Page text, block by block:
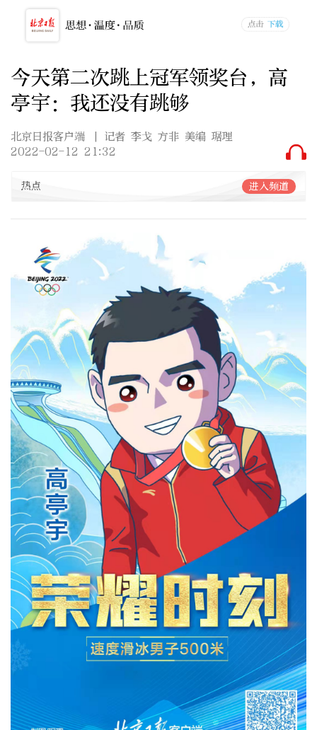
今天第二次跳上冠军领奖台，高
亭宇：我还没有跳够
北京日报客户端
| 记者 李戈 方非 美编 琚理
2022-02-12 21:32
热点 进入频道